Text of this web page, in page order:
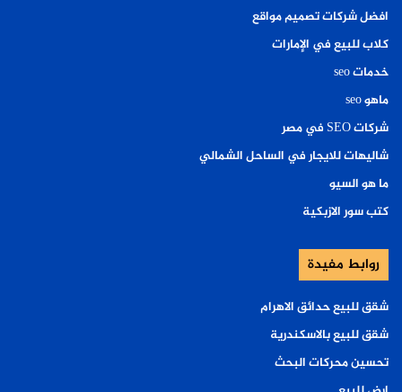
افضل شركات تصميم مواقع
كلاب للبيع في الإمارات
خدمات seo
ماهو seo
شركات SEO في مصر
شاليهات للايجار في الساحل الشمالي
ما هو السيو
كتب سور الازبكية
روابط مفيدة
شقق للبيع حدائق الاهرام
شقق للبيع بالاسكندرية
تحسين محركات البحث